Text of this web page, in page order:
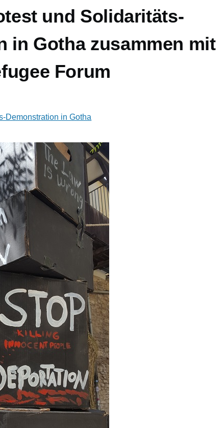
und Solidaritäts-
in Gotha zusammen mit
Forum
Demonstration in Gotha